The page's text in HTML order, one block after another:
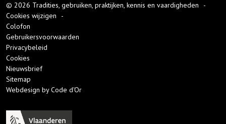
© 2026 Tradities, gebruiken, praktijken, kennis en vaardigheden
-
Cookies wijzigen
-
Colofon
Gebruikersvoorwaarden
Privacybeleid
Cookies
Nieuwsbrief
Sitemap
Webdesign by Code d'Or